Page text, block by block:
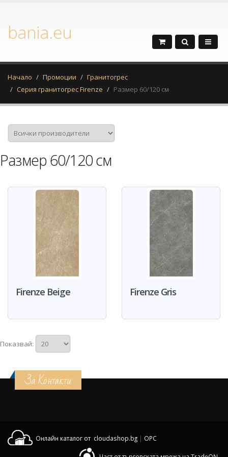
bania.eu
Начало Промоции
Гранитогрес
Серия гранитогрес Firenze
Размер 60/120 см
Размер 60/120 см
Firenze Beige Firenze Gris
Показвай:
За Контакти
Онлайн каталог от cloudashop.bg | OPC